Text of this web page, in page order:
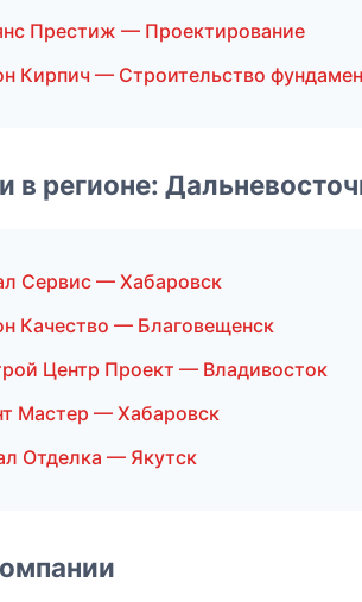
Престиж — Проектирование
Кирпич — Строительство
в регионе:
Сервис — Хабаровск
Качество — Благовещенск
Центр Проект — Владивосток
Мастер — Хабаровск
Отделка — Якутск